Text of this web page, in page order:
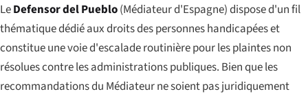
LeDefensor del Pueblo(Médiateur d'Espagne) dispose d'un fil
thématique dédié aux droits des personnes handicapées et
constitue une voie d'escalade routinière pour les plaintes non
résolues contre les administrations publiques. Bien que les
recommandations du Médiateur ne soient pas juridiquement